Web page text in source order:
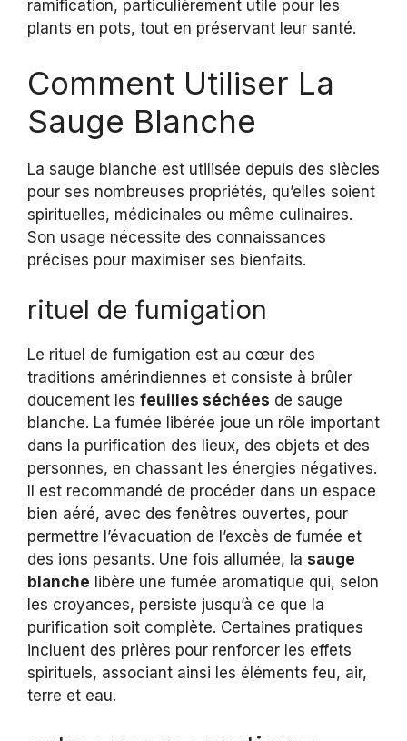
ramification, particulièrement utile pour les
plants en pots, tout en préservant leur santé.
Comment Utiliser La
Sauge Blanche
La sauge blanche est utilisée depuis des siècles
pour ses nombreuses propriétés, qu’elles soient
spirituelles, médicinales ou même culinaires.
Son usage nécessite des connaissances
précises pour maximiser ses bienfaits.
rituel de fumigation
Le rituel de fumigation est au cœur des
traditions amérindiennes et consiste à brûler
doucement les feuilles séchées de sauge
blanche. La fumée libérée joue un rôle important
dans la purification des lieux, des objets et des
personnes, en chassant les énergies négatives.
Il est recommandé de procéder dans un espace
bien aéré, avec des fenêtres ouvertes, pour
permettre l’évacuation de l’excès de fumée et
des ions pesants. Une fois allumée, la sauge
blanche libère une fumée aromatique qui, selon
les croyances, persiste jusqu’à ce que la
purification soit complète. Certaines pratiques
incluent des prières pour renforcer les effets
spirituels, associant ainsi les éléments feu, air,
terre et eau.